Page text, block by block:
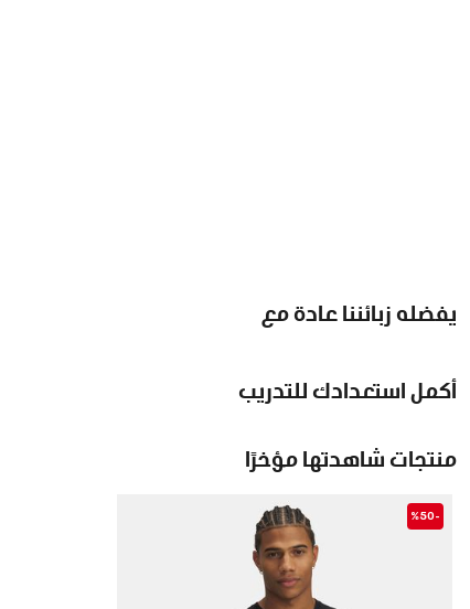
يفضله زبائننا عادة مع
أكمل استعدادك للتدريب
منتجات شاهدتها مؤخرًا
-%50